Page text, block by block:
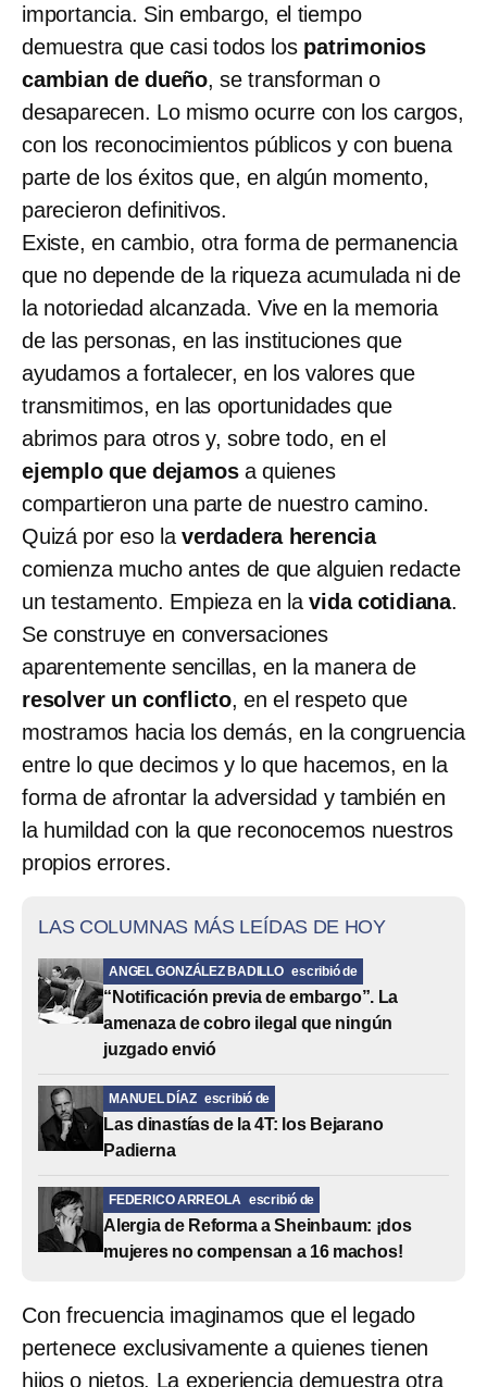
importancia. Sin embargo, el tiempo
demuestra que casi todos los patrimonios
cambian de dueño, se transforman o
desaparecen. Lo mismo ocurre con los cargos,
con los reconocimientos públicos y con buena
parte de los éxitos que, en algún momento,
parecieron definitivos.
Existe, en cambio, otra forma de permanencia
que no depende de la riqueza acumulada ni de
la notoriedad alcanzada. Vive en la memoria
de las personas, en las instituciones que
ayudamos a fortalecer, en los valores que
transmitimos, en las oportunidades que
abrimos para otros y, sobre todo, en el
ejemplo que dejamosa quienes
compartieron una parte de nuestro camino.
Quizá por eso la verdadera herencia
comienza mucho antes de que alguien redacte
un testamento. Empieza en lavida cotidiana.
Se construye en conversaciones
aparentemente sencillas, en la manera de
resolver un conflicto, en el respeto que
mostramos hacia los demás, en la congruencia
entre lo que decimos y lo que hacemos, en la
forma de afrontar la adversidad y también en
la humildad con la que reconocemos nuestros
propios errores.
LAS COLUMNAS MÁS LEÍDAS DE HOY
ANGEL GONZÁLEZ BADILLO escribió de
“Notificación previa de embargo”. La
amenaza de cobro ilegal que ningún
juzgado envió
MANUEL DÍAZ escribió de
Las dinastías de la 4T: los Bejarano
Padierna
FEDERICO ARREOLA escribió de
Alergia de Reforma a Sheinbaum: ¡dos
mujeres no compensan a 16 machos!
Con frecuencia imaginamos que el legado
pertenece exclusivamente a quienes tienen
hijos o nietos. La experiencia demuestra otra